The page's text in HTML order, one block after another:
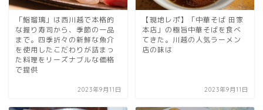
「鮨瑠璃」は西川越で本格的
な握り寿司から、季節の一品
まで。四季折々の新鮮な魚介
を使用したこだわりが詰まっ
た料理をリーズナブルな価格
で提供
2023年9月11日
【現地レポ】「中華そば 田家
本店」の極旨中華そばを食べ
てきた。川越の人気ラーメン
店の味は
2023年9月11日